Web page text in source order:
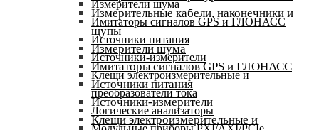
Измерители шума
Имитаторы сигналов GPS и ГЛОНАСС
Источники питания
Источники-измерители
Клещи электроизмерительные и
преобразователи тока
Логические анализаторы
Измерительные кабели, наконечники и
щупы
Измерители шума
Имитаторы сигналов GPS и ГЛОНАСС
Источники питания
Источники-измерители
Клещи электроизмерительные и